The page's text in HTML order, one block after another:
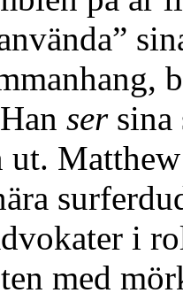
ser sina
i
med